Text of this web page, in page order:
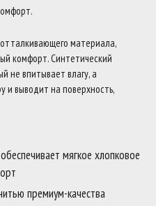
материала,
комфорт. Синтетический
не впитывает влагу, а
и выводит на поверхность,
мягкое хлопковое
премиум-качества